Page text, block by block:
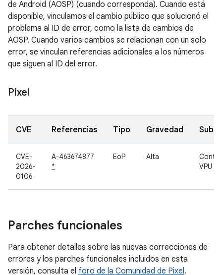
de Android (AOSP) (cuando corresponda). Cuando está
disponible, vinculamos el cambio público que solucionó el
problema al ID de error, como la lista de cambios de
AOSP. Cuando varios cambios se relacionan con un solo
error, se vinculan referencias adicionales a los números
que siguen al ID del error.
Pixel
CVE Referencias Tipo Gravedad
CVE-
2026-
0106
A-463674877
*
EoP Alta
VPU
Parches funcionales
Para obtener detalles sobre las nuevas correcciones de
errores y los parches funcionales incluidos en esta
versión, consulta el foro de la Comunidad de Pixel.